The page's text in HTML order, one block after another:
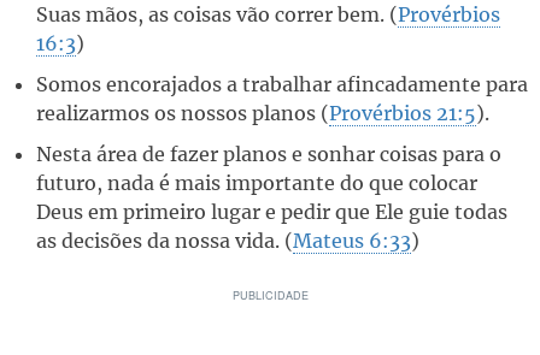
Suas mãos, as coisas vão correr bem. (Provérbios
16:3)
Somos encorajados a trabalhar afincadamente para
realizarmos os nossos planos (Provérbios 21:5).
Nesta área de fazer planos e sonhar coisas para o
futuro, nada é mais importante do que colocar
Deus em primeiro lugar e pedir que Ele guie todas
as decisões da nossa vida. (Mateus 6:33)